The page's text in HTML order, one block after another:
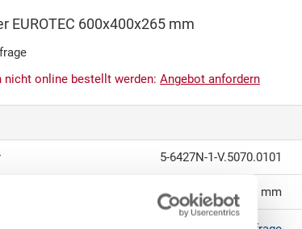
EUROTEC 600x400x265 mm
nicht online bestellt werden: Angebot anfordern
5-6427N-1-V.5070.0101
600 x 400 x 265 mm